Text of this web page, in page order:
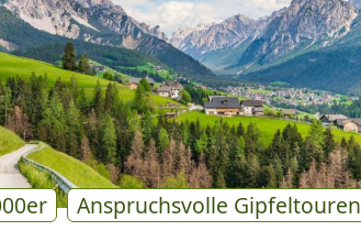
Anspruchsvolle Gipfeltouren